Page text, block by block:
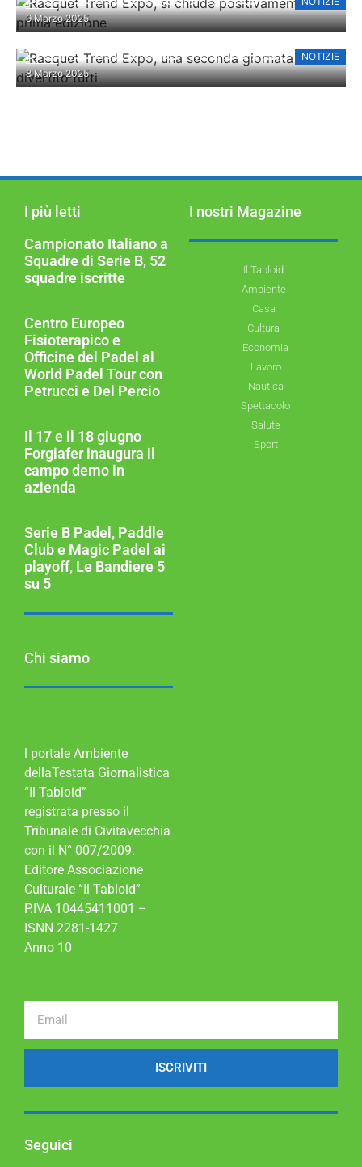
RACQUET TREND EXPO, SI CHIUDE
POSITIVAMENTE LA PRIMA EDIZIONE
9 Marzo 2025
NOTIZIE
RACQUET TREND EXPO, UNA SECONDA
GIORNATA CHE HA DIVERTITO TUTTI
8 Marzo 2025
I più letti
Campionato Italiano a
Squadre di Serie B, 52
squadre iscritte
Centro Europeo
Fisioterapico e
Officine del Padel al
World Padel Tour con
Petrucci e Del Percio
Il 17 e il 18 giugno
Forgiafer inaugura il
campo demo in
azienda
Serie B Padel, Paddle
Club e Magic Padel ai
playoff, Le Bandiere 5
su 5
I nostri Magazine
Il Tabloid
Ambiente
Casa
Cultura
Economia
Lavoro
Nautica
Spettacolo
Salute
Sport
Chi siamo
l portale Ambiente
dellaTestata Giornalistica
“Il Tabloid”
registrata presso il
Tribunale di Civitavecchia
con il N° 007/2009.
Editore Associazione
Culturale “Il Tabloid”
P.IVA 10445411001 –
ISNN 2281-1427
Anno 10
ISCRIVITI
Seguici